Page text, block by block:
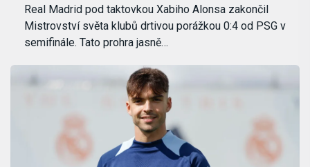
Real Madrid pod taktovkou Xabiho Alonsa zakončil
Mistrovství světa klubů drtivou porážkou 0:4 od PSG v
semifinále. Tato prohra jasně…